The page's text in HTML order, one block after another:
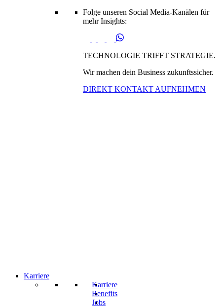
Folge unseren Social Media-Kanälen für
mehr Insights:
TECHNOLOGIE TRIFFT STRATEGIE.
Wir machen dein Business zukunftssicher.
DIREKT KONTAKT AUFNEHMEN
Karriere
Karriere
Benefits
Jobs